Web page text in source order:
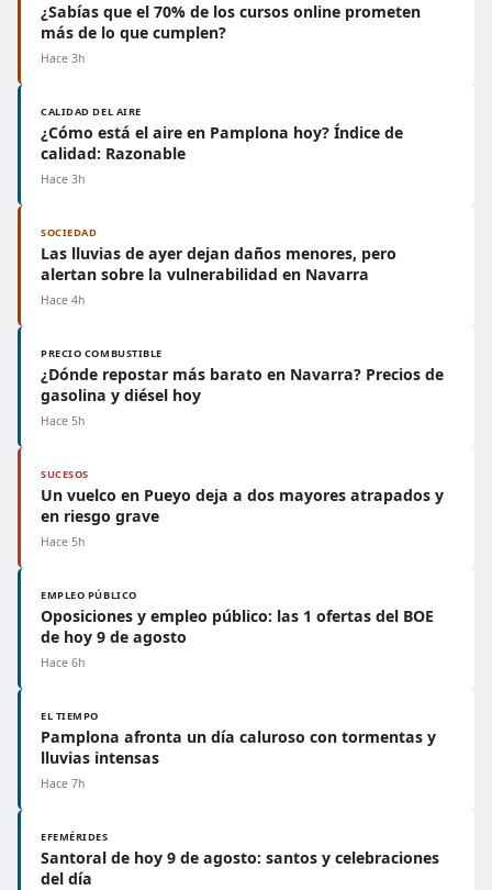
¿Sabías que el 70% de los cursos online prometen
más de lo que cumplen?
Hace 3h
CALIDAD DEL AIRE
¿Cómo está el aire en Pamplona hoy? Índice de
calidad: Razonable
Hace 3h
SOCIEDAD
Las lluvias de ayer dejan daños menores, pero
alertan sobre la vulnerabilidad en Navarra
Hace 4h
PRECIO COMBUSTIBLE
¿Dónde repostar más barato en Navarra? Precios de
gasolina y diésel hoy
Hace 5h
SUCESOS
Un vuelco en Pueyo deja a dos mayores atrapados y
en riesgo grave
Hace 5h
EMPLEO PÚBLICO
Oposiciones y empleo público: las 1 ofertas del BOE
de hoy 9 de agosto
Hace 6h
EL TIEMPO
Pamplona afronta un día caluroso con tormentas y
lluvias intensas
Hace 7h
EFEMÉRIDES
Santoral de hoy 9 de agosto: santos y celebraciones
del día